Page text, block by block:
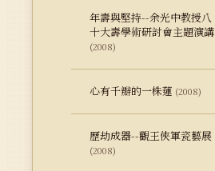
年壽與堅持--余光中教授八
十大壽學術研討會主題演講
(2008)
心有千瓣的一株蓮 (2008)
歷劫成器--觀王俠軍瓷藝展
(2008)